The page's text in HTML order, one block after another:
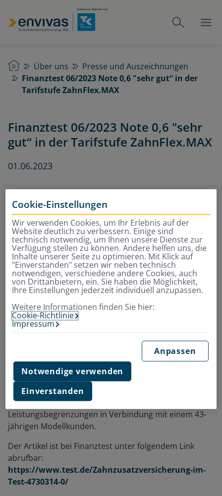
StartseiteÜber uns
Presse und Auszeichnungen
Finanztest 06/2023 Note 0,6 "sehr gut“ in der
Tarifstufe ZahnFlex.MAX
Finanztest 06/2023 Note 0,6 "sehr
gut“ in der Tarifstufe ZahnFlex.MAX
01.06.2023
In der Ausgabe 06/2023 testete Finanztest 289 Tarife
derZahnzusatzversicherung
Tarif ZahnFlex
bewertet. Die Bewertung der Tarifstufe
ZahnFlex.MAX lag somit nur minimal hinter der
vergebenen Bestnote 0,5. Bewertet wurden Leistungen
der Versicherungstarife für Zahnersatz:
Regelversorgung, privat zu zahlender Zahnersatz,
Inlays und Implantate sowie zusätzlich die jährlichen
Leistungsbegrenzungen in Verbindung mit einem 43-
jährigen Modellkunden.
Der Artikel ist bei Finanztest unter folgendem Link
abrufbar:
https://www.test.de/Zahnzusatzversicherung-im-
Test-4730314-0/
Cookie-Einstellungen
Wir verwenden Cookies, um Ihr Erlebnis auf der
Website deutlich zu verbessern. Einige sind
technisch notwendig, um Ihnen unsere Dienste zur
Verfügung stellen zu können. Andere helfen uns, die
Inhalte unserer Seite zu optimieren. Mit Klick auf
"Einverstanden" setzen wir neben technisch
notwendigen, verschiedene andere Cookies, auch
von Drittanbietern, ein. Sie haben die Möglichkeit,
Ihre Einstellungen jederzeit individuell anzupassen.
Weitere Informationen finden Sie hier:
Cookie-Richtlinie
Impressum
Anpassen
Notwendige verwenden
Einverstanden